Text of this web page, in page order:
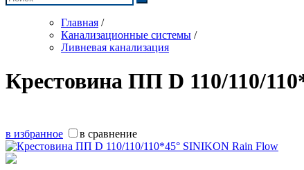
Главная /
Канализационные системы /
Ливневая канализация
Крестовина ПП D 110/110/
в избранное в сравнение